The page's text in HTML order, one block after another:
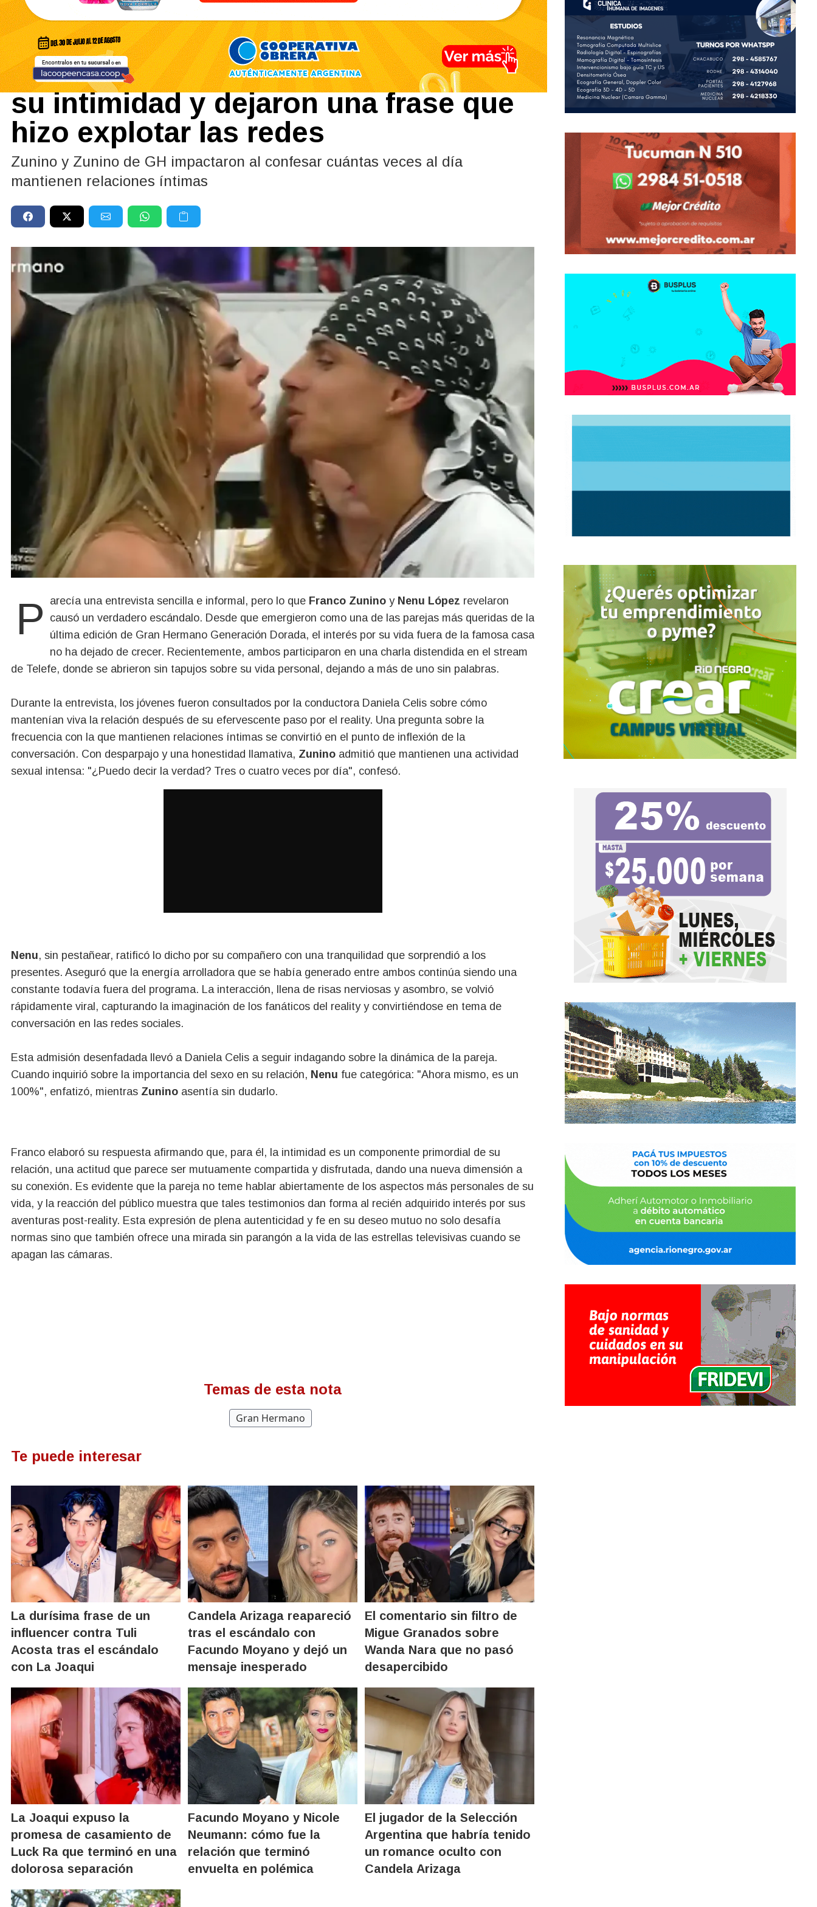
Farándula
INTIMIDAD | 08/07/2026
Zunino y Nenu hablaron sin filtros de
su intimidad y dejaron una frase que
hizo explotar las redes
Zunino y Zunino de GH impactaron al confesar cuántas veces al día
mantienen relaciones íntimas
Parecía una entrevista sencilla e informal, pero lo que Franco Zunino y Nenu López revelaron
causó un verdadero escándalo. Desde que emergieron como una de las parejas más queridas de la
última edición de Gran Hermano Generación Dorada, el interés por su vida fuera de la famosa casa
no ha dejado de crecer. Recientemente, ambos participaron en una charla distendida en el stream
de Telefe, donde se abrieron sin tapujos sobre su vida personal, dejando a más de uno sin palabras.
Durante la entrevista, los jóvenes fueron consultados por la conductora Daniela Celis sobre cómo
mantenían viva la relación después de su efervescente paso por el reality. Una pregunta sobre la
frecuencia con la que mantienen relaciones íntimas se convirtió en el punto de inflexión de la
conversación. Con desparpajo y una honestidad llamativa, Zunino admitió que mantienen una actividad
sexual intensa: "¿Puedo decir la verdad? Tres o cuatro veces por día", confesó.
Nenu, sin pestañear, ratificó lo dicho por su compañero con una tranquilidad que sorprendió a los
presentes. Aseguró que la energía arrolladora que se había generado entre ambos continúa siendo una
constante todavía fuera del programa. La interacción, llena de risas nerviosas y asombro, se volvió
rápidamente viral, capturando la imaginación de los fanáticos del reality y convirtiéndose en tema de
conversación en las redes sociales.
Esta admisión desenfadada llevó a Daniela Celis a seguir indagando sobre la dinámica de la pareja.
Cuando inquirió sobre la importancia del sexo en su relación, Nenu fue categórica: "Ahora mismo, es un
100%", enfatizó, mientras Zunino asentía sin dudarlo.
Franco elaboró su respuesta afirmando que, para él, la intimidad es un componente primordial de su
relación, una actitud que parece ser mutuamente compartida y disfrutada, dando una nueva dimensión a
su conexión. Es evidente que la pareja no teme hablar abiertamente de los aspectos más personales de su
vida, y la reacción del público muestra que tales testimonios dan forma al recién adquirido interés por sus
aventuras post-reality. Esta expresión de plena autenticidad y fe en su deseo mutuo no solo desafía
normas sino que también ofrece una mirada sin parangón a la vida de las estrellas televisivas cuando se
apagan las cámaras.
Temas de esta nota
Gran Hermano
Te puede interesar
La durísima frase de un
influencer contra Tuli
Acosta tras el escándalo
con La Joaqui
Candela Arizaga reapareció
tras el escándalo con
Facundo Moyano y dejó un
mensaje inesperado
El comentario sin filtro de
Migue Granados sobre
Wanda Nara que no pasó
desapercibido
La Joaqui expuso la
promesa de casamiento de
Luck Ra que terminó en una
dolorosa separación
Facundo Moyano y Nicole
Neumann: cómo fue la
relación que terminó
envuelta en polémica
El jugador de la Selección
Argentina que habría tenido
un romance oculto con
Candela Arizaga